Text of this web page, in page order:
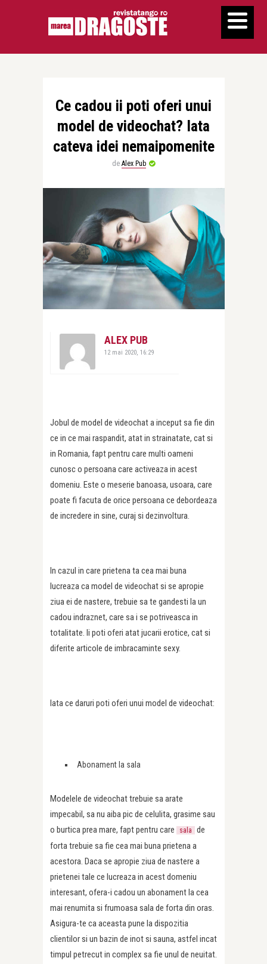
Ce cadou ii poti oferi unui
model de videochat? Iata
cateva idei nemaipomenite
de Alex Pub
ALEX PUB
12 mai 2020, 16:29
Jobul de model de videochat a inceput sa fie din
ce in ce mai raspandit, atat in strainatate, cat si
in Romania, fapt pentru care multi oameni
cunosc o persoana care activeaza in acest
domeniu. Este o meserie banoasa, usoara, care
poate fi facuta de orice persoana ce debordeaza
de incredere in sine, curaj si dezinvoltura.
In cazul in care prietena ta cea mai buna
lucreaza ca model de videochat si se apropie
ziua ei de nastere, trebuie sa te gandesti la un
cadou indraznet, care sa i se potriveasca in
totalitate. Ii poti oferi atat jucarii erotice, cat si
diferite articole de imbracaminte sexy.
Iata ce daruri poti oferi unui model de videochat:
Abonament la sala
Modelele de videochat trebuie sa arate
impecabil, sa nu aiba pic de celulita, grasime sau
o burtica prea mare, fapt pentru care
sala
de
forta trebuie sa fie cea mai buna prietena a
acestora. Daca se apropie ziua de nastere a
prietenei tale ce lucreaza in acest domeniu
interesant, ofera-i cadou un abonament la cea
mai renumita si frumoasa sala de forta din oras.
Asigura-te ca aceasta pune la dispozitia
clientilor si un bazin de inot si sauna, astfel incat
timpul petrecut in complex sa fie unul de neuitat.